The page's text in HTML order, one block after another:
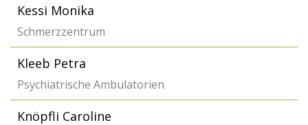
Kessi Monika
Schmerzzentrum
Kleeb Petra
Psychiatrische Ambulatorien
Knöpfli Caroline